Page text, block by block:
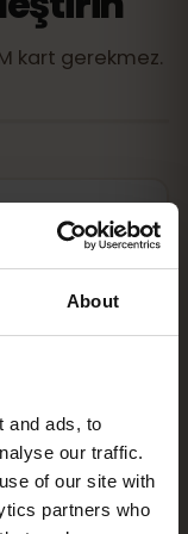
About
and ads, to
our traffic.
of our site with
partners who
kart gerekmez.
e‑postayla
ile tarayın
Ayarlar →